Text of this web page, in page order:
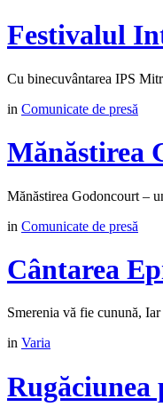
Festivalul
Cu binecuvântarea IPS
in Comunicate de presă
Mănăstirea
Mănăstirea Godoncourt –
in Comunicate de presă
Cântarea
Smerenia vă fie cunună,
in Varia